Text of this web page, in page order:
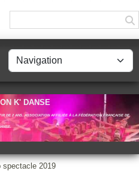
K' DANSE
DE 2 ANS. ASSOCIATION AFFILIÉE À LA FÉDÉRATION FRANÇAISE DE
spectacle 2019